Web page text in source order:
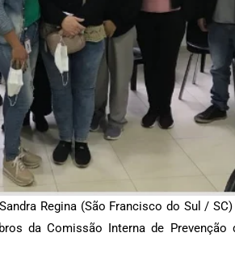
Regina (São Francisco do Sul /
da Comissão Interna de Prevenção